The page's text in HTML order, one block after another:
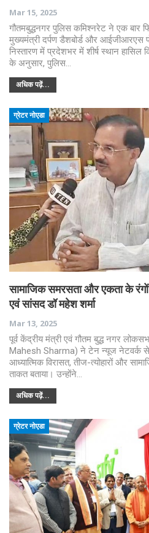
Mar 15, 2025
गौतमबुद्धनगर पुलिस कमिश्नरेट ने एक बार
मुख्यमंत्री दर्पण डैशबोर्ड और आईजीआरएस
निस्तारण में प्रदेशभर में शीर्ष स्थान हासिल
के अनुसार, पुलिस…
अधिक पढ़ें...
ग्रेटर नोएडा
सामाजिक समरसता और एकता के रंगों
एवं सांसद डॉ महेश शर्मा
Mar 13, 2025
पूर्व केंद्रीय मंत्री एवं गौतम बुद्ध नगर
Mahesh Sharma) ने टेन न्यूज नेटवर्क से
आध्यात्मिक विरासत, तीज-त्योहारों और
ताकत बताया। उन्होंने…
अधिक पढ़ें...
ग्रेटर नोएडा